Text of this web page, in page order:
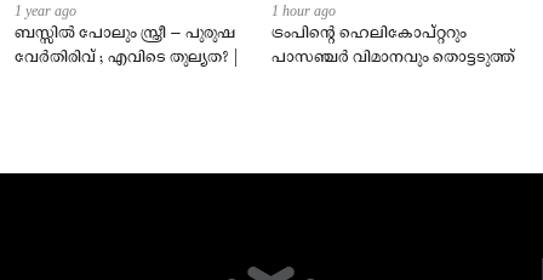
1 year ago
ബസ്സിൽ പോലും സ്ത്രീ – പുരുഷ
വേർതിരിവ് ; എവിടെ തുല്യത? |
1 hour ago
ട്രംപിന്റെ ഹെലികോപ്റ്ററും
പാസഞ്ചര്‍ വിമാനവും തൊട്ടടുത്ത്